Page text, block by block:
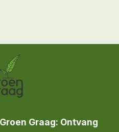
Graag: Ontvang